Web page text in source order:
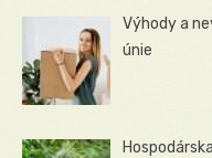
Výhody a
únie